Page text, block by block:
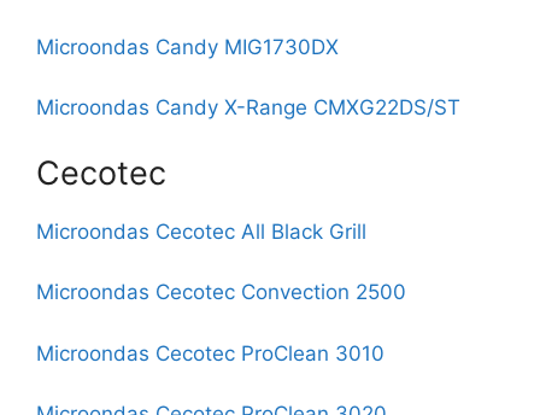
Microondas Candy MIG1730DX
Microondas Candy X-Range CMXG22DS/ST
Cecotec
Microondas Cecotec All Black Grill
Microondas Cecotec Convection 2500
Microondas Cecotec ProClean 3010